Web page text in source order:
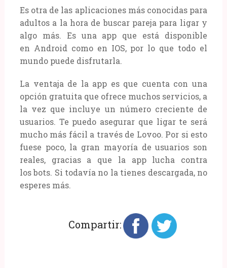
Es otra de las aplicaciones más conocidas para
adultos a la hora de buscar pareja para ligar y
algo más. Es una app que está disponible
en Android como en IOS, por lo que todo el
mundo puede disfrutarla.
La ventaja de la app es que cuenta con una
opción gratuita que ofrece muchos servicios, a
la vez que incluye un número creciente de
usuarios. Te puedo asegurar que ligar te será
mucho más fácil a través de Lovoo. Por si esto
fuese poco, la gran mayoría de usuarios son
reales, gracias a que la app lucha contra
los bots. Si todavía no la tienes descargada, no
esperes más.
Compartir: